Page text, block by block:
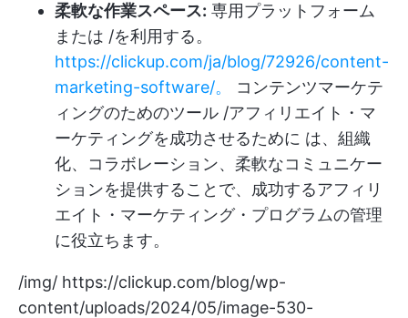
柔軟な作業スペース: 専用プラットフォーム
または /を利用する。
https://clickup.com/ja/blog/72926/content-
marketing-software/。
コンテンツマーケテ
ィングのためのツール /アフィリエイト・マ
ーケティングを成功させるために は、組織
化、コラボレーション、柔軟なコミュニケー
ションを提供することで、成功するアフィリ
エイト・マーケティング・プログラムの管理
に役立ちます。
/img/ https://clickup.com/blog/wp-
content/uploads/2024/05/image-530-